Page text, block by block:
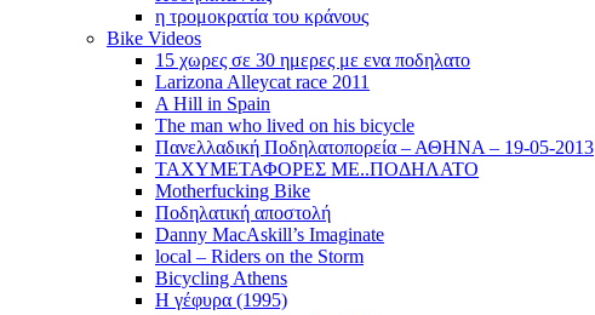
η τρομοκρατία του κράνους
Bike Videos
15 χωρες σε 30 ημερες με ενα ποδηλατο
Larizona Alleycat race 2011
A Hill in Spain
The man who lived on his bicycle
Πανελλαδική Ποδηλατοπορεία – ΑΘΗΝΑ – 19-05-2013
ΤΑΧΥΜΕΤΑΦΟΡΕΣ ΜΕ..ΠΟΔΗΛΑΤΟ
Motherfucking Bike
Ποδηλατική αποστολή
Danny MacAskill’s Imaginate
local – Riders on the Storm
Bicycling Athens
Η γέφυρα (1995)